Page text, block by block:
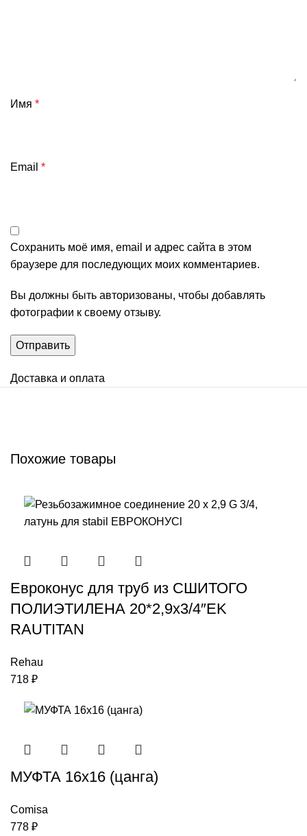
Имя *
Email *
Сохранить моё имя, email и адрес сайта в этом
браузере для последующих моих комментариев.
Вы должны быть авторизованы, чтобы добавлять
фотографии к своему отзыву.
Доставка и оплата
Похожие товары
Евроконус для труб из СШИТОГО
ПОЛИЭТИЛЕНА 20*2,9х3/4″EK
RAUTITAN
Rehau
718 ₽
МУФТА 16х16 (цанга)
Comisa
778 ₽